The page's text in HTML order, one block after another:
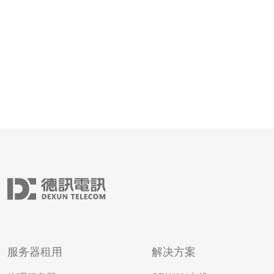
服务器租用 解决方案